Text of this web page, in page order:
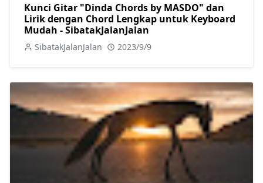
Kunci Gitar "Dinda Chords by MASDO" dan
Lirik dengan Chord Lengkap untuk Keyboard
Mudah - SibatakJalanJalan
SibatakJalanJalan 2023/9/9